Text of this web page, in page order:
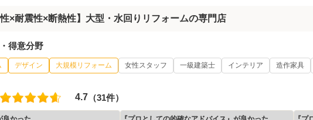
性×耐震性×断熱性】大型・水回りリフォームの専門店
得意分野
デザイン 大規模リフォーム 女性スタッフ 一級建築士 インテリア 造作家具
4.7 （31件）